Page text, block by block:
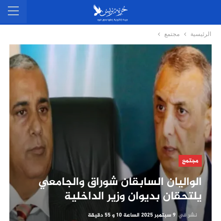
الرئيسية مجتمع
مجتمع
الواليان السابقان شوراق والجامعي
يلتحقان بديوان وزير الداخلية
نشر في 9 سبتمبر 2025 الساعة 10 و 55 دقيقة